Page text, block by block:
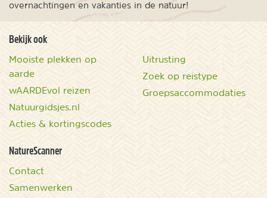
overnachtingen en vakanties in de natuur!
Bekijk ook
Mooiste plekken op
aarde
wAARDEvol reizen
Natuurgidsjes.nl
Acties & kortingscodes
Uitrusting
Zoek op reistype
Groepsaccommodaties
NatureScanner
Contact
Samenwerken